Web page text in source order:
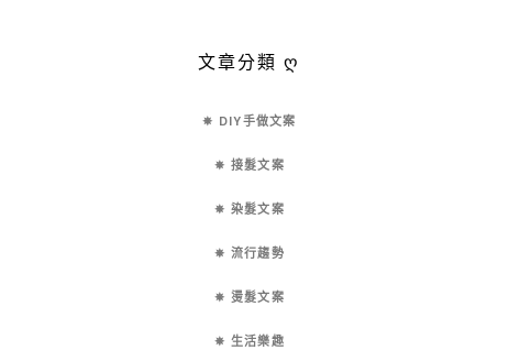
文章分類 ღ
✵ DIY手做文案
✵ 接髮文案
✵ 染髮文案
✵ 流行趨勢
✵ 燙髮文案
✵ 生活樂趣